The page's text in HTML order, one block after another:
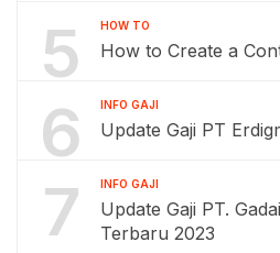
5 HOW TO
How to Create a
6 INFO GAJI
Update Gaji PT
7 INFO GAJI
Update Gaji PT.
Terbaru 2023